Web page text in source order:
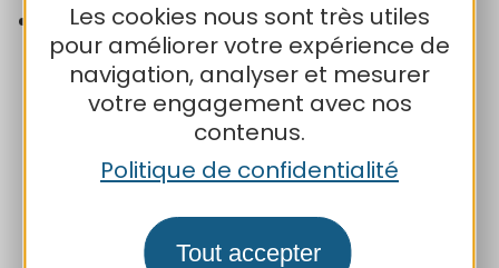
Les cookies nous sont très utiles
pour améliorer votre expérience de
navigation, analyser et mesurer
votre engagement avec nos
contenus.
Politique de confidentialité
Tout accepter
Envoyer un courrier par la poste
(courrier gratuit, sans
affranchissement) à l'adresse :
Défenseur des droits
Libre réponse 71120
75342 Paris CEDEX 07